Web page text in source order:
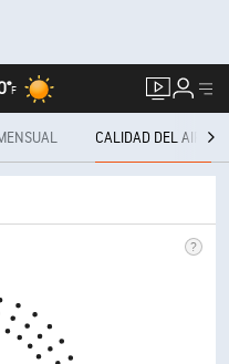
F
CALIDAD DEL AIRE